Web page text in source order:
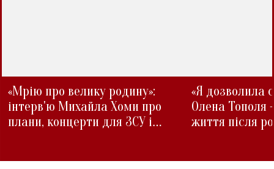
«Мрію про велику родину»:
інтерв'ю Михайла Хоми про
плани, концерти для ЗСУ і
«Я дозволила
Олена Тополя
життя після